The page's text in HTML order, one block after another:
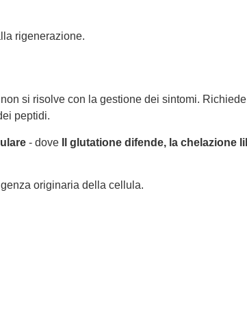
rigenerazione.
si risolve con la gestione dei sintomi.
peptidi.
- dove Il glutatione difende, la
originaria della cellula.